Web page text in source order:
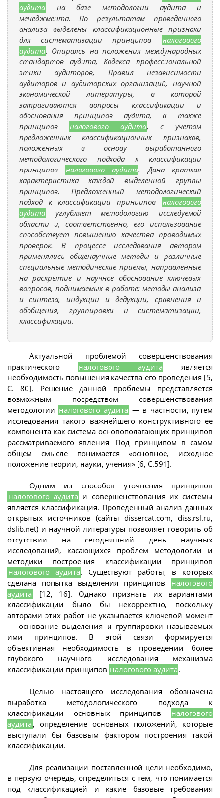
аудита на базе методологии аудита и
менеджмента. По результатам проведенного
анализа выделены классификационные признаки
для систематизации принципов налогового
аудита. Опираясь на положения международных
стандартов аудита, Кодекса профессиональной
этики аудиторов, Правил независимости
аудиторов и аудиторских организаций, научной
экономической литературы, в которой
затрагиваются вопросы классификации и
обоснования принципов аудита, а также
принципов налогового аудита, с учетом
предложенных классификационных признаков,
положенных в основу выработанного
методологического подхода к классификации
принципов налогового аудита. Дана краткая
характеристика каждой выделенной группы
принципов. Предложенный методологический
подход к классификации принципов налогового
аудита углубляет методологию исследуемой
области и, соответственно, его использование
способствует повышению качества проводимых
проверок. В процессе исследования автором
применялись общенаучные методы и различные
специальные методические приемы, направленные
на раскрытие и научное обоснование ключевых
вопросов, поднимаемых в работе: методы анализа
и синтеза, индукции и дедукции, сравнения и
обобщения, группировки и систематизации,
классификации.
Актуальной проблемой совершенствования
практического
налогового аудита
является
необходимость повышения качества его проведения [5,
С. 80]. Решение данной проблемы представляется
возможным посредством совершенствования
методологии налогового аудита — в частности, путем
исследования такого важнейшего конструктивного ее
компонента как система основополагающих принципов
рассматриваемого явления. Под принципом в самом
общем смысле понимается «основное, исходное
положение теории, науки, учения» [6, С.591].
Одним из способов уточнения принципов
налогового аудита и совершенствования их системы
является классификация. Проведенный анализ данных
открытых источников (сайты dissercat.com, diss.rsl.ru,
dslib.net) и научной литературы позволяет говорить об
отсутствии на сегодняшний день научных
исследований, касающихся проблем методологии и
методики построения классификации принципов
налогового аудита. Существуют работы, в которых
сделана попытка выделения принципов
налогового
аудита
[12, 16]. Однако признать их вариантами
классификации было бы некорректно, поскольку
авторами этих работ не указывается ключевой момент
— основание выделения и группировки называемых
ими принципов. В этой связи формируется
объективная необходимость в проведении более
глубокого научного исследования механизма
классификации принципов налогового аудита.
Целью настоящего исследования обозначена
выработка методологического подхода к
классификации основных принципов
налогового
аудита , определение основных положений, которые
выступали бы базовым фактором построения такой
классификации.
Для реализации поставленной цели необходимо,
в первую очередь, определиться с тем, что понимается
под классификацией и какие базовые требования